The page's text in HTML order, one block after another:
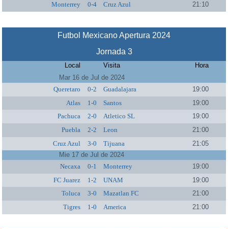
Monterrey
0-4 Cruz Azul 21:10
Futbol Mexicano Apertura 2024
Jornada 3
Local Visita
Hora
Mar 16 de Jul de 2024
Queretaro
0-2 Guadalajara
19:00
Atlas
1-0 Santos
19:00
Pachuca
2-0 Atletico SL
19:00
Puebla
2-2 Leon
21:00
Cruz Azul
3-0 Tijuana
21:05
Mie 17 de Jul de 2024
Necaxa
0-1 Monterrey
19:00
FC Juarez
1-2 UNAM
19:00
Toluca
3-0 Mazatlan FC
21:00
Tigres
1-0 America 21:00